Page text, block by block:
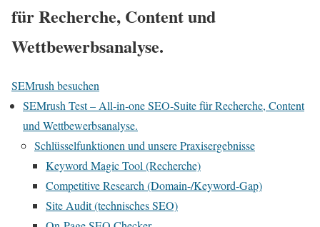
für Recherche, Content und
Wettbewerbsanalyse.
SEMrush besuchen
SEMrush Test – All‑in‑one SEO‑Suite für Recherche, Content
und Wettbewerbsanalyse.
Schlüsselfunktionen und unsere Praxisergebnisse
Keyword Magic Tool (Recherche)
Competitive Research (Domain-/Keyword-Gap)
Site Audit (technisches SEO)